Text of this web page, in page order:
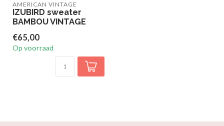
AMERICAN VINTAGE
IZUBIRD sweater
BAMBOU VINTAGE
€65,00
Op voorraad